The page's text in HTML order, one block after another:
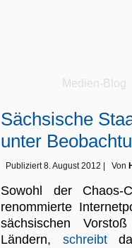
Medien-Blog
Sächsische
unter
Publiziert 8. August 2012 Von
Sowohl der Chaos-
renommierte
sächsischen
Ländern, schreibt